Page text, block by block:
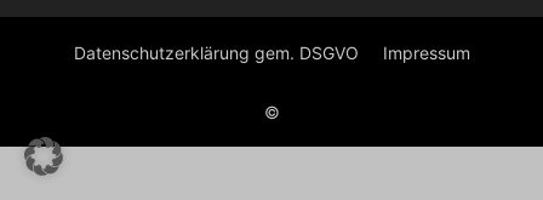
Datenschutzerklärung gem. DSGVO Impressum
©